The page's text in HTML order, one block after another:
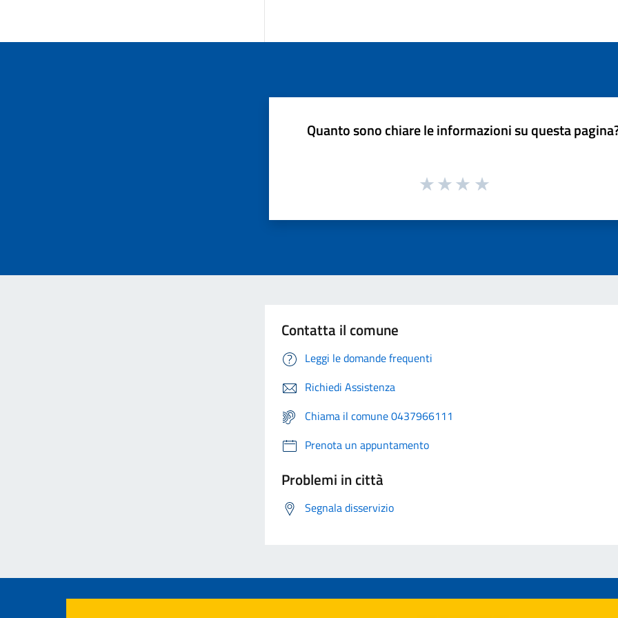
Quanto sono chiare le informazioni su questa
Contatta il comune
Leggi le domande frequenti
Richiedi Assistenza
Chiama il comune 0437966111
Prenota un appuntamento
Problemi in città
Segnala disservizio